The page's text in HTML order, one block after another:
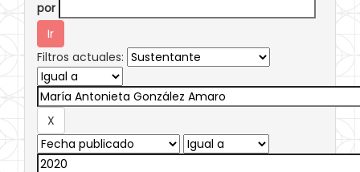
por
Filtros actuales: